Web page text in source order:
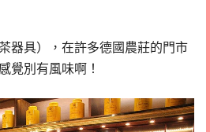
器具），在許多德國農莊的門市
覺別有風味啊！